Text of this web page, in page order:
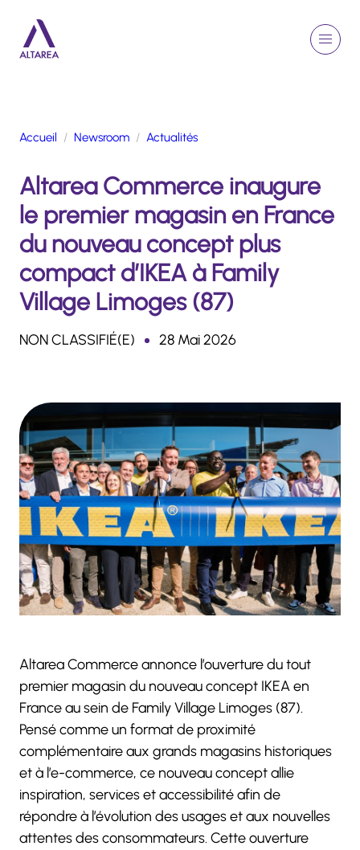
Menu
ACTIVITÉS
ENGAGEMENTS
TALENTS
FINANCE
NEWSROOM
PORTFOLIO
Rechercher
Accueil Newsroom Actualités
Altarea Commerce inaugure
le premier magasin en France
du nouveau concept plus
compact d’IKEA à Family
Village Limoges (87)
NON CLASSIFIÉ(E) 28 Mai 2026
Altarea Commerce annonce l’ouverture du tout
premier magasin du nouveau concept IKEA en
France au sein de Family Village Limoges (87).
Pensé comme un format de proximité
complémentaire aux grands magasins historiques
et à l’e-commerce, ce nouveau concept allie
inspiration, services et accessibilité afin de
répondre à l’évolution des usages et aux nouvelles
attentes des consommateurs. Cette ouverture